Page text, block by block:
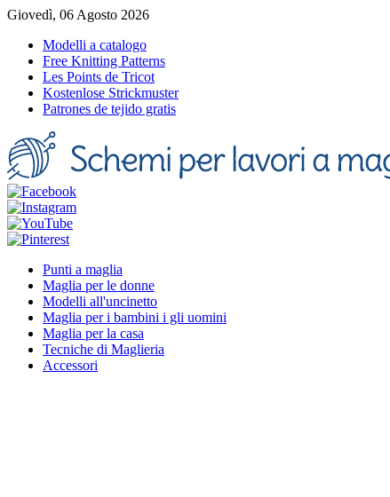
Giovedì, 06 Agosto 2026
Modelli a catalogo
Free Knitting Patterns
Les Points de Tricot
Kostenlose Strickmuster
Patrones de tejido gratis
Punti a maglia
Maglia per le donne
Modelli all'uncinetto
Maglia per i bambini i gli uomini
Maglia per la casa
Tecniche di Maglieria
Accessori